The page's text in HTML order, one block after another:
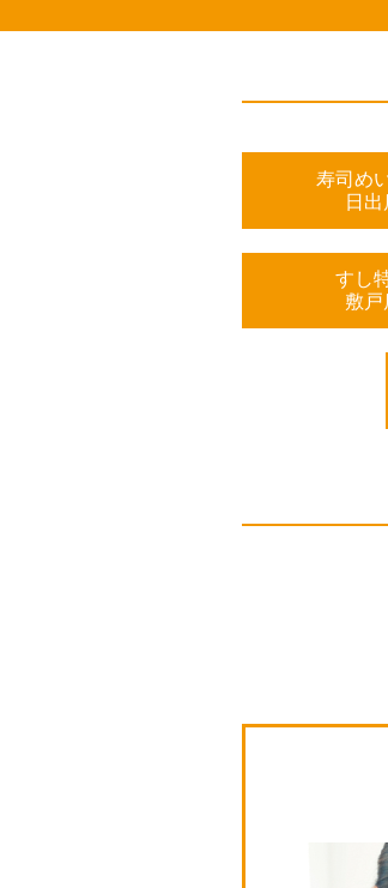
寿司め
日出
すし
敷戸